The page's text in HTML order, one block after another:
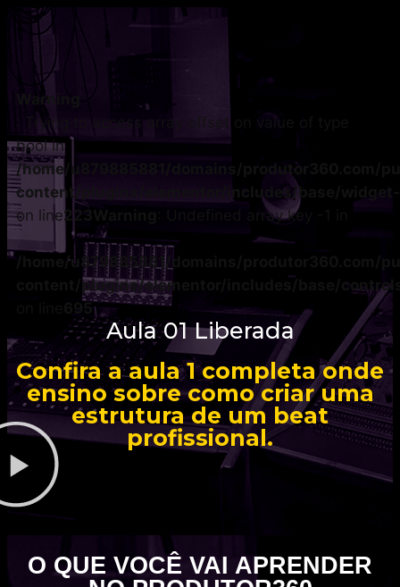
Warning
: Trying to access array offset on value of type
bool in
/home/u879885881/domains/produtor360.com/
content/plugins/elementor/includes/base/
on line223 : Undefined array key -1 in
/home/u879885881/domains/produtor360.com/
content/plugins/elementor/includes/base/
Aula 01 Liberada
Confira a aula 1 completa onde
ensino sobre como criar uma
estrutura de um beat
profissional.
O QUE VOCÊ VAI APRENDER